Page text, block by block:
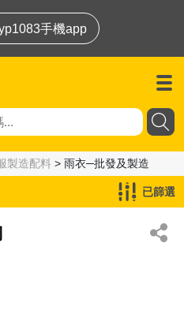
手機app
製造配料 > 雨衣─批發及製造
已篩選